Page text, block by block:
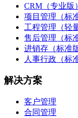
CRM（专业版）
项目管理（标
工程管理（轻
售后管理（标
进销存（标准
人事行政（标
解决方案
客户管理
合同管理